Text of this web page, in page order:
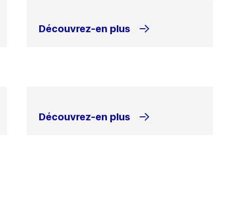
Découvrez-en plus
Découvrez-en plus